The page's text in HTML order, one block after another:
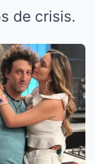
de crisis.